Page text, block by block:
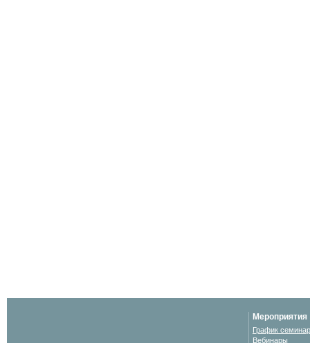
Мероприятия
График
Вебинары